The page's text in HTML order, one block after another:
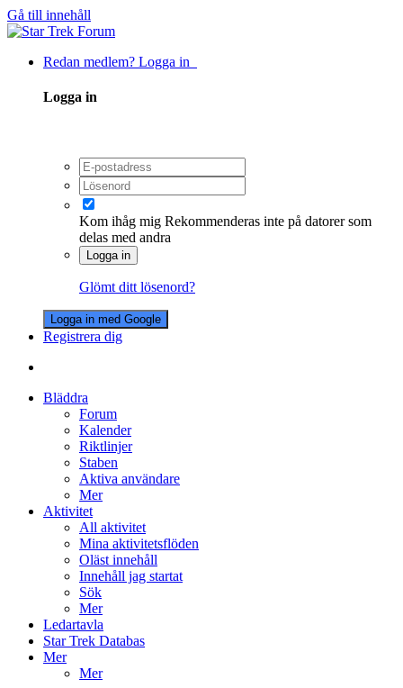
Gå till innehåll
Redan medlem? Logga in
Logga in
Kom ihåg mig Rekommenderas inte på datorer som
delas med andra
Logga in
Glömt ditt lösenord?
Logga in med Google
Registrera dig
Bläddra
Forum
Kalender
Riktlinjer
Staben
Aktiva användare
Mer
Aktivitet
All aktivitet
Mina aktivitetsflöden
Oläst innehåll
Innehåll jag startat
Sök
Mer
Ledartavla
Star Trek Databas
Mer
Mer